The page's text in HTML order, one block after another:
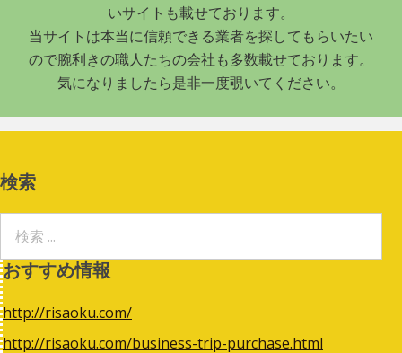
いサイトも載せております。
当サイトは本当に信頼できる業者を探してもらいたい
ので腕利きの職人たちの会社も多数載せております。
気になりましたら是非一度覗いてください。
検索
おすすめ情報
http://risaoku.com/
http://risaoku.com/business-trip-purchase.html